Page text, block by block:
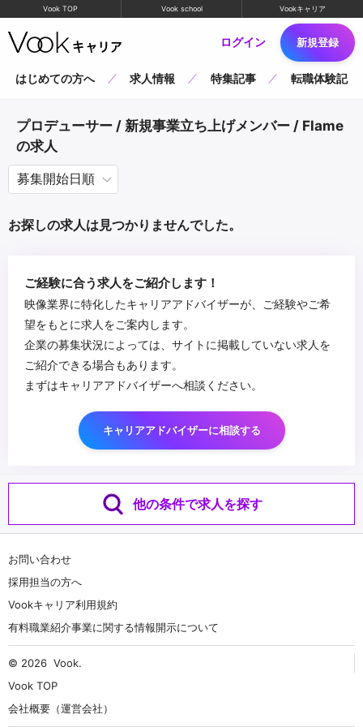
Vook TOP Vook school Vookキャリア
ログイン 新規登録
はじめての方へ 求人情報 特集記事 転職体験記
プロデューサー / 新規事業立ち上げメンバー / Flame
の求人
お探しの求人は見つかりませんでした。
ご経験に合う求人をご紹介します！
映像業界に特化したキャリアアドバイザーが、ご経験やご希
望をもとに求人をご案内します。
企業の募集状況によっては、サイトに掲載していない求人を
ご紹介できる場合もあります。
まずはキャリアアドバイザーへ相談ください。
キャリアアドバイザーに相談する
他の条件で求人を探す
お問い合わせ
採用担当の方へ
Vookキャリア利用規約
有料職業紹介事業に関する情報開示について
© 2026 Vook.
Vook TOP
会社概要（運営会社）